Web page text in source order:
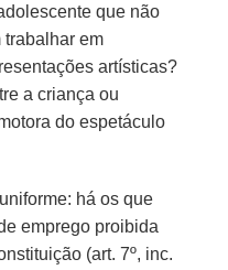
que não
trabalhar em
artísticas?
a criança ou
do espetáculo
há os que
emprego proibida
(art. 7º, inc.